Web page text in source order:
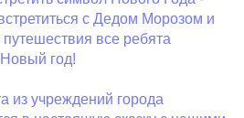
с Дедом Морозом и
все ребята
год!
из учреждений города